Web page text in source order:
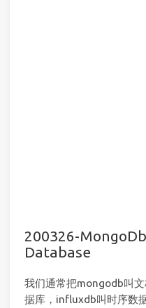
200326-
Database
我们通常把mongodb叫
据库，influxdb叫时序数